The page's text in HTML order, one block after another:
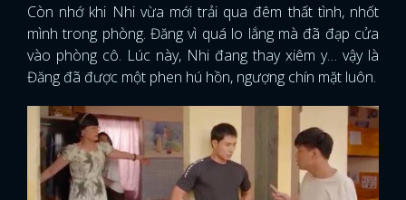
Còn nhớ khi Nhi vừa mới trải qua đêm thất tình, nhốt
mình trong phòng. Đăng vì quá lo lắng mà đã đạp cửa
vào phòng cô. Lúc này, Nhi đang thay xiêm y… vậy là
Đăng đã được một phen hú hồn, ngượng chín mặt luôn.